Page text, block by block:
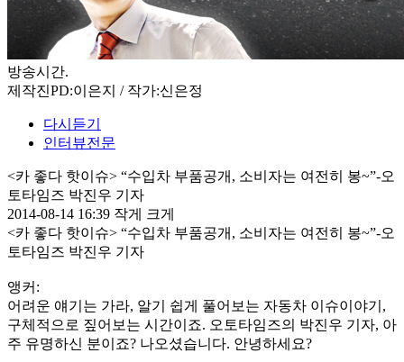
방송시간.
제작진PD:이은지 / 작가:신은정
다시듣기
인터뷰전문
<카 좋다 핫이슈> “수입차 부품공개, 소비자는 여전히 봉~”-오
토타임즈 박진우 기자
2014-08-14 16:39 작게
크게
<카 좋다 핫이슈> “수입차 부품공개, 소비자는 여전히 봉~”-오
토타임즈 박진우 기자
앵커:
어려운 얘기는 가라, 알기 쉽게 풀어보는 자동차 이슈이야기,
구체적으로 짚어보는 시간이죠. 오토타임즈의 박진우 기자, 아
주 유명하신 분이죠? 나오셨습니다. 안녕하세요?